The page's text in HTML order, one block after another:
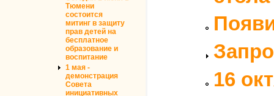
Тюмени
состоится
митинг в защиту
прав детей на
бесплатное
образование и
воспитание
1 мая -
демонстрация
Совета
инициативных
16